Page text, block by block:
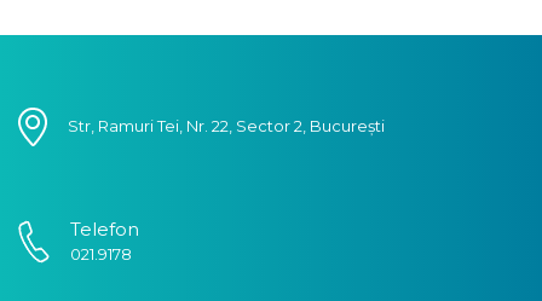
Str, Ramuri Tei, Nr. 22, Sector 2, București
Telefon
021.9178